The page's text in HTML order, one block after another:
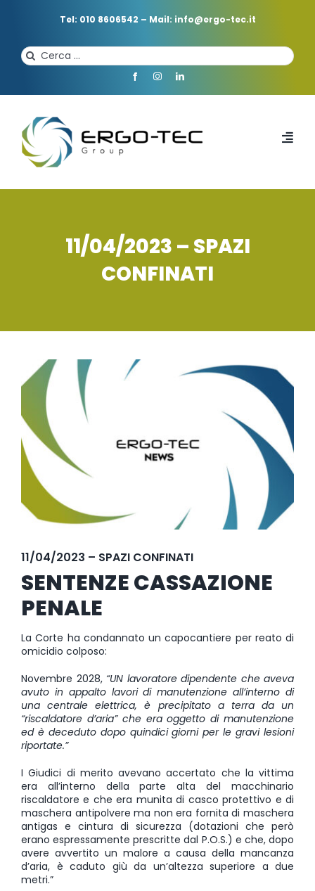
Tel: 010 8606542 – Mail: info@ergo-tec.it
Cerca
per:
HOME
CHI SIAMO
SERVIZI
FORMAZIONE
NEWS
EVENTI NOVITÀ
CONTATTI
11/04/2023 – SPAZI
CONFINATI
Ingrandisci
immagine
11/04/2023 – SPAZI CONFINATI
SENTENZE CASSAZIONE
PENALE
La Corte ha condannato un capocantiere per reato di
omicidio colposo:
Novembre 2028,“UN lavoratore dipendente che aveva
avuto in appalto lavori di manutenzione all’interno di
una centrale elettrica, è precipitato a terra da un
“riscaldatore d’aria” che era oggetto di manutenzione
ed è deceduto dopo quindici giorni per le gravi lesioni
riportate.”
I Giudici di merito avevano accertato che la vittima
era all’interno della parte alta del macchinario
riscaldatore e che era munita di casco protettivo e di
maschera antipolvere ma non era fornita di maschera
antigas e cintura di sicurezza (dotazioni che però
erano espressamente prescritte dal P.O.S.) e che, dopo
avere avvertito un malore a causa della mancanza
d’aria, è caduto giù da un’altezza superiore a due
metri.”